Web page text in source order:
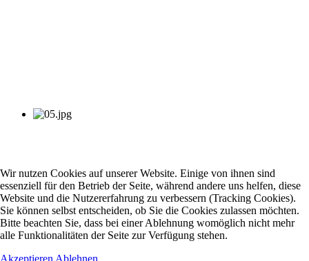
Wir nutzen Cookies auf unserer Website. Einige von ihnen sind
essenziell für den Betrieb der Seite, während andere uns helfen, diese
Website und die Nutzererfahrung zu verbessern (Tracking Cookies).
Sie können selbst entscheiden, ob Sie die Cookies zulassen möchten.
Bitte beachten Sie, dass bei einer Ablehnung womöglich nicht mehr
alle Funktionalitäten der Seite zur Verfügung stehen.
Akzeptieren Ablehnen